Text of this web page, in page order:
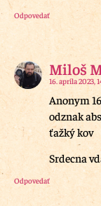
Odpovedať
Miloš
16. apríla 2023,
Anonym
odznak
ťažký kov
Srdecna
Odpovedať